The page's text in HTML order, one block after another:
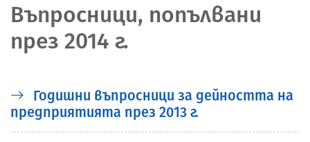
Въпросници, попълвани
през 2014 г.
Годишни въпросници за дейността на
предприятията през 2013 г.